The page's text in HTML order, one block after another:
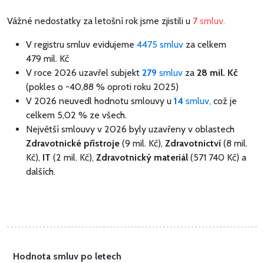
Vážné nedostatky za letošní rok jsme zjistili u 7smluv.
V registru smluv evidujeme 4475 smluv za celkem
479 mil. Kč
V roce 2026 uzavřel subjekt 279 smluv za 28 mil. Kč
(pokles o -40,88 % oproti roku 2025)
V 2026 neuvedl hodnotu smlouvy u 14 smluv, což je
celkem 5,02 % ze všech.
Největší smlouvy v 2026 byly uzavřeny v oblastech
Zdravotnické přístroje (9 mil. Kč), Zdravotnictví (8 mil.
Kč), IT (2 mil. Kč), Zdravotnický materiál (571 740 Kč) a
dalších.
Hodnota smluv po letech